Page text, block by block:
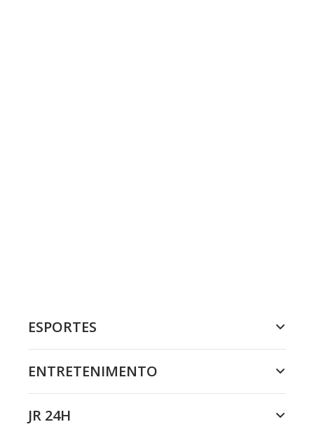
ESPORTES
ENTRETENIMENTO
JR 24H